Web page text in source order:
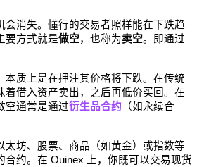
会消失。懂行的交易者照样能在下跌趋
要方式就是做空，也称为卖空。即通过
本质上是在押注其价格将下跌。在传统
着借入资产卖出，之后再低价买回。在
空通常是通过衍生品合约 （如永续合
太坊、股票、商品（如黄金）或指数等
合约。在 Ouinex 上，你既可以交易现货